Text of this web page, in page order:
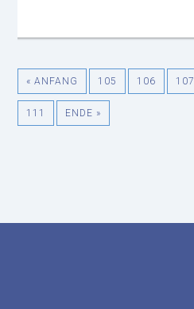
« ANFANG 105 106 107
111 ENDE »